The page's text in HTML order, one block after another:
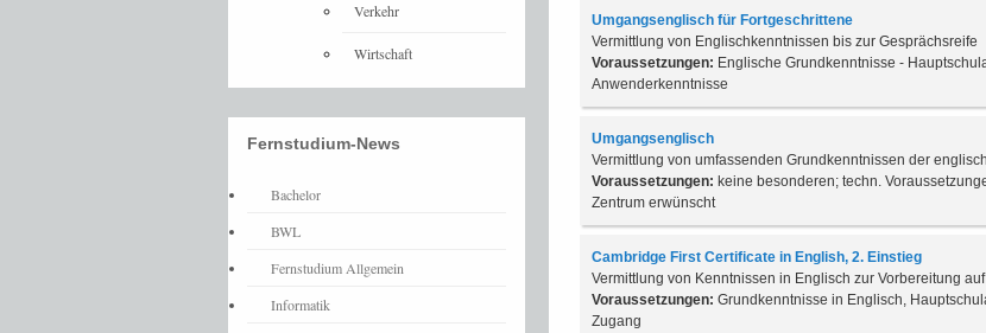
Umgangsenglisch für Fortgeschrittene
Vermittlung von Englischkenntnissen bis zur Gesprächsreife
Voraussetzungen: Englische Grundkenntnisse -
Anwenderkenntnisse
Umgangsenglisch
Vermittlung von umfassenden Grundkenntnissen der
Voraussetzungen: keine besonderen; techn.
Zentrum erwünscht
Cambridge First Certificate in English, 2. Einstieg
Vermittlung von Kenntnissen in Englisch zur Vorbereitung
Voraussetzungen: Grundkenntnisse in Englisch,
Zugang
Verkehr
Wirtschaft
Fernstudium-News
Bachelor
BWL
Fernstudium Allgemein
Informatik